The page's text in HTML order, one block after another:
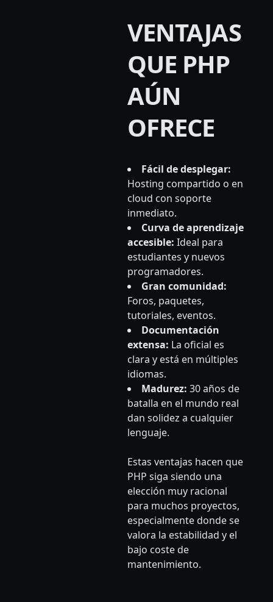
VENTAJAS
QUE PHP
AÚN
OFRECE
Fácil de desplegar:
Hosting compartido o en
cloud con soporte
inmediato.
Curva de aprendizaje
accesible: Ideal para
estudiantes y nuevos
programadores.
Gran comunidad:
Foros, paquetes,
tutoriales, eventos.
Documentación
extensa: La oficial es
clara y está en múltiples
idiomas.
Madurez: 30 años de
batalla en el mundo real
dan solidez a cualquier
lenguaje.
Estas ventajas hacen que
PHP siga siendo una
elección muy racional
para muchos proyectos,
especialmente donde se
valora la estabilidad y el
bajo coste de
mantenimiento.